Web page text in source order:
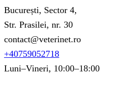
București, Sector 4,
Str. Prasilei, nr. 30
contact@veterinet.ro
+40759052718
Luni–Vineri, 10:00–18:00